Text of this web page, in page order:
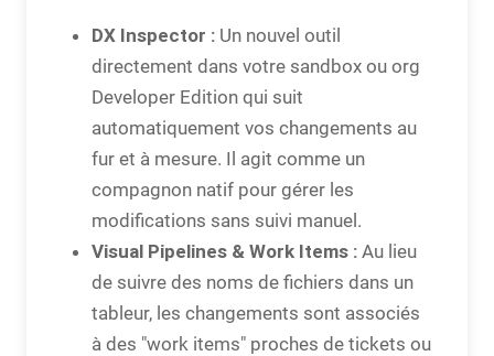
DX Inspector :Un nouvel outil
directement dans votre sandbox ou org
Developer Edition qui suit
automatiquement vos changements au
fur et à mesure. Il agit comme un
compagnon natif pour gérer les
modifications sans suivi manuel.
Visual Pipelines & Work Items :Au lieu
de suivre des noms de fichiers dans un
tableur, les changements sont associés
à des "work items" proches de tickets ou